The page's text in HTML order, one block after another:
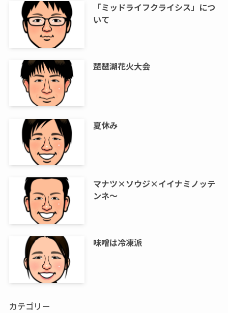
「ミッドライフクライシス」につ
いて
琵琶湖花火大会
夏休み
マナツ×ソウジ×イイナミノッテ
ンネ～
味噌は冷凍派
カテゴリー